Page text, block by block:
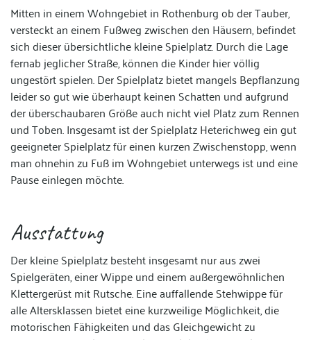
Mitten in einem Wohngebiet in Rothenburg ob der Tauber,
versteckt an einem Fußweg zwischen den Häusern, befindet
sich dieser übersichtliche kleine Spielplatz. Durch die Lage
fernab jeglicher Straße, können die Kinder hier völlig
ungestört spielen. Der Spielplatz bietet mangels Bepflanzung
leider so gut wie überhaupt keinen Schatten und aufgrund
der überschaubaren Größe auch nicht viel Platz zum Rennen
und Toben. Insgesamt ist der Spielplatz Heterichweg ein gut
geeigneter Spielplatz für einen kurzen Zwischenstopp, wenn
man ohnehin zu Fuß im Wohngebiet unterwegs ist und eine
Pause einlegen möchte.
Ausstattung
Der kleine Spielplatz besteht insgesamt nur aus zwei
Spielgeräten, einer Wippe und einem außergewöhnlichen
Klettergerüst mit Rutsche. Eine auffallende Stehwippe für
alle Altersklassen bietet eine kurzweilige Möglichkeit, die
motorischen Fähigkeiten und das Gleichgewicht zu